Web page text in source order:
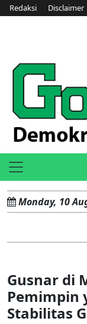
Redaksi Disclaimer
Monday, 10
Gusnar di
Pemimpin
Stabilitas